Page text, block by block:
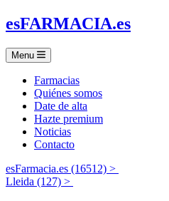
esFARMACIA.es
Menu
Farmacias
Quiénes somos
Date de alta
Hazte premium
Noticias
Contacto
esFarmacia.es (16512) >
Lleida (127) >